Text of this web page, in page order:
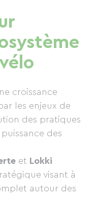
croissance
les enjeux de
des pratiques
des
et Lokki
visant à
autour des